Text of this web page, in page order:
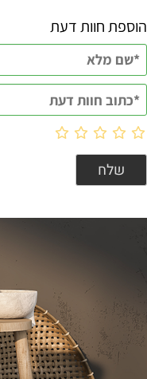
הוספת חוות דעת